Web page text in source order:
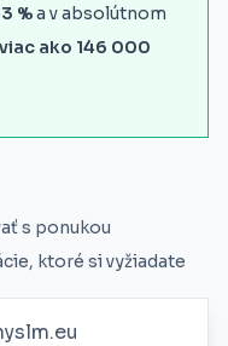
%a v absolútnom
viac ako 146 000
s ponukou
ktoré si vyžiadate